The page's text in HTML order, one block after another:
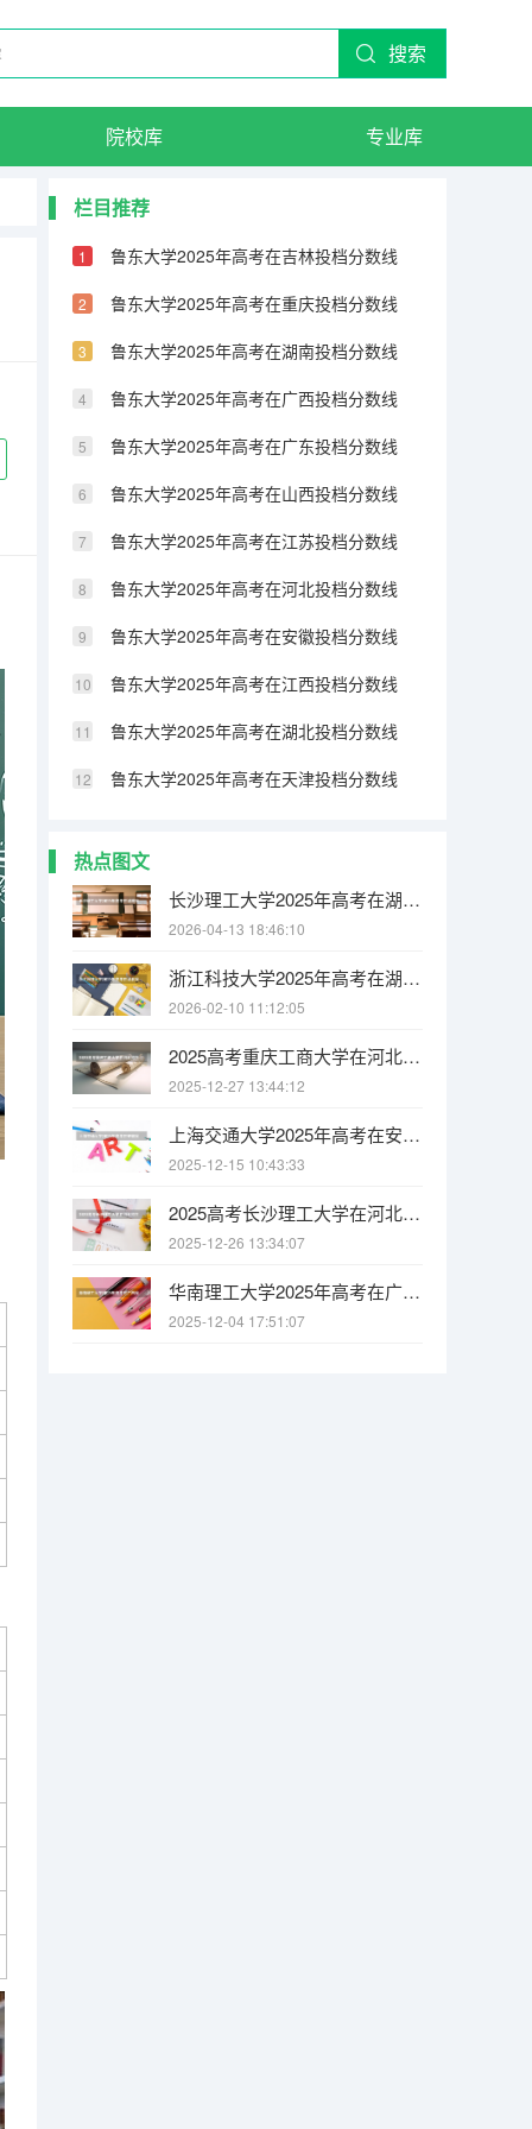
搜索
院校库 专业库
栏目推荐
鲁东大学2025年高考在吉林投档分数线
鲁东大学2025年高考在重庆投档分数线
鲁东大学2025年高考在湖南投档分数线
鲁东大学2025年高考在广西投档分数线
鲁东大学2025年高考在广东投档分数线
鲁东大学2025年高考在山西投档分数线
鲁东大学2025年高考在江苏投档分数线
鲁东大学2025年高考在河北投档分数线
鲁东大学2025年高考在安徽投档分数线
鲁东大学2025年高考在江西投档分数线
鲁东大学2025年高考在湖北投档分数线
鲁东大学2025年高考在天津投档分数线
热点图文
长沙理工大学2025年高考在湖南投档分数线
2026-04-13 18:46:10
浙江科技大学2025年高考在湖北投档分数线
2026-02-10 11:12:05
2025高考重庆工商大学在河北招生批次 有哪些专业？（2026参考）
2025-12-27 13:44:12
上海交通大学2025年高考在安徽投档分数线
2025-12-15 10:43:33
2025高考长沙理工大学在河北招生批次 有哪些专业？（2026参考）
2025-12-26 13:34:07
华南理工大学2025年高考在广西投档分数线
2025-12-04 17:51:07